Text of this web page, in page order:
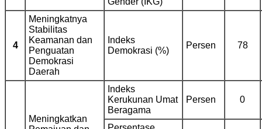
4
Meningkatnya
Stabilitas
Keamanan dan
Penguatan
Demokrasi
Daerah
Indeks
Demokrasi (%)
Persen 78
Meningkatkan
Indeks
Kerukunan Umat
Beragama
Persen 0